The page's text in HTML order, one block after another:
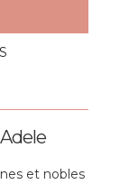
et nobles